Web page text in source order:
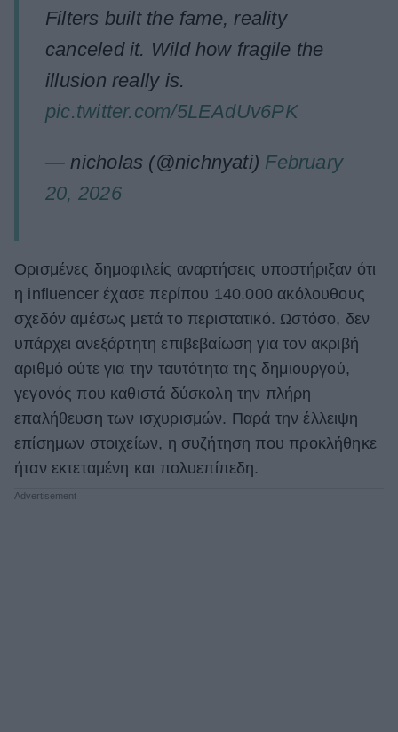
Filters built the fame, reality
canceled it. Wild how fragile the
illusion really is.
pic.twitter.com/5LEAdUv6PK
— nicholas (@nichnyati) February
20, 2026
Ορισμένες δημοφιλείς αναρτήσεις υποστήριξαν ότι
η influencer έχασε περίπου 140.000 ακόλουθους
σχεδόν αμέσως μετά το περιστατικό. Ωστόσο, δεν
υπάρχει ανεξάρτητη επιβεβαίωση για τον ακριβή
αριθμό ούτε για την ταυτότητα της δημιουργού,
γεγονός που καθιστά δύσκολη την πλήρη
επαλήθευση των ισχυρισμών. Παρά την έλλειψη
επίσημων στοιχείων, η συζήτηση που προκλήθηκε
ήταν εκτεταμένη και πολυεπίπεδη.